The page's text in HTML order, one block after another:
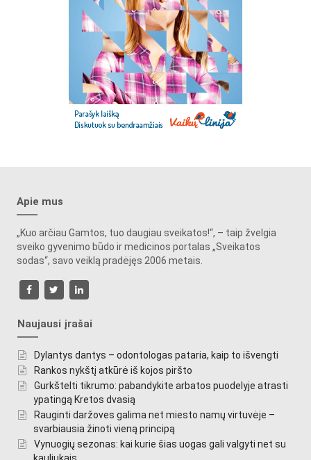
Apie mus
„Kuo arčiau Gamtos, tuo daugiau sveikatos!“, – taip žvelgia
sveiko gyvenimo būdo ir medicinos portalas „Sveikatos
sodas“, savo veiklą pradėjęs 2006 metais.
Naujausi įrašai
Dylantys dantys – odontologas pataria, kaip to išvengti
Rankos nykštį atkūrė iš kojos piršto
Gurkštelti tikrumo: pabandykite arbatos puodelyje atrasti
ypatingą Kretos dvasią
Rauginti daržoves galima net miesto namų virtuvėje –
svarbiausia žinoti vieną principą
Vynuogių sezonas: kai kurie šias uogas gali valgyti net su